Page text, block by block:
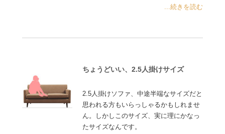
...続きを読む
ちょうどいい、2.5人掛けサイズ
2.5人掛けソファ、中途半端なサイズだと
思われる方もいらっしゃるかもしれませ
ん。しかしこのサイズ、実に理にかなっ
たサイズなんです。